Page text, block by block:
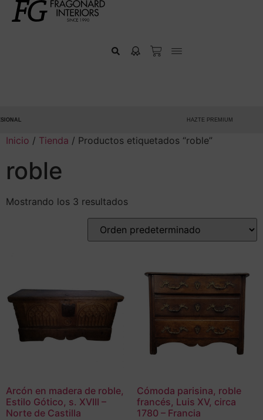
HAZTE PREMIUM
Inicio / Tienda / Productos etiquetados “roble”
roble
Mostrando los 3 resultados
Arcón en madera de roble,
Estilo Gótico, s. XVIII –
Norte de Castilla
Cómoda parisina, roble
francés, Luis XV, circa
1780 – Francia